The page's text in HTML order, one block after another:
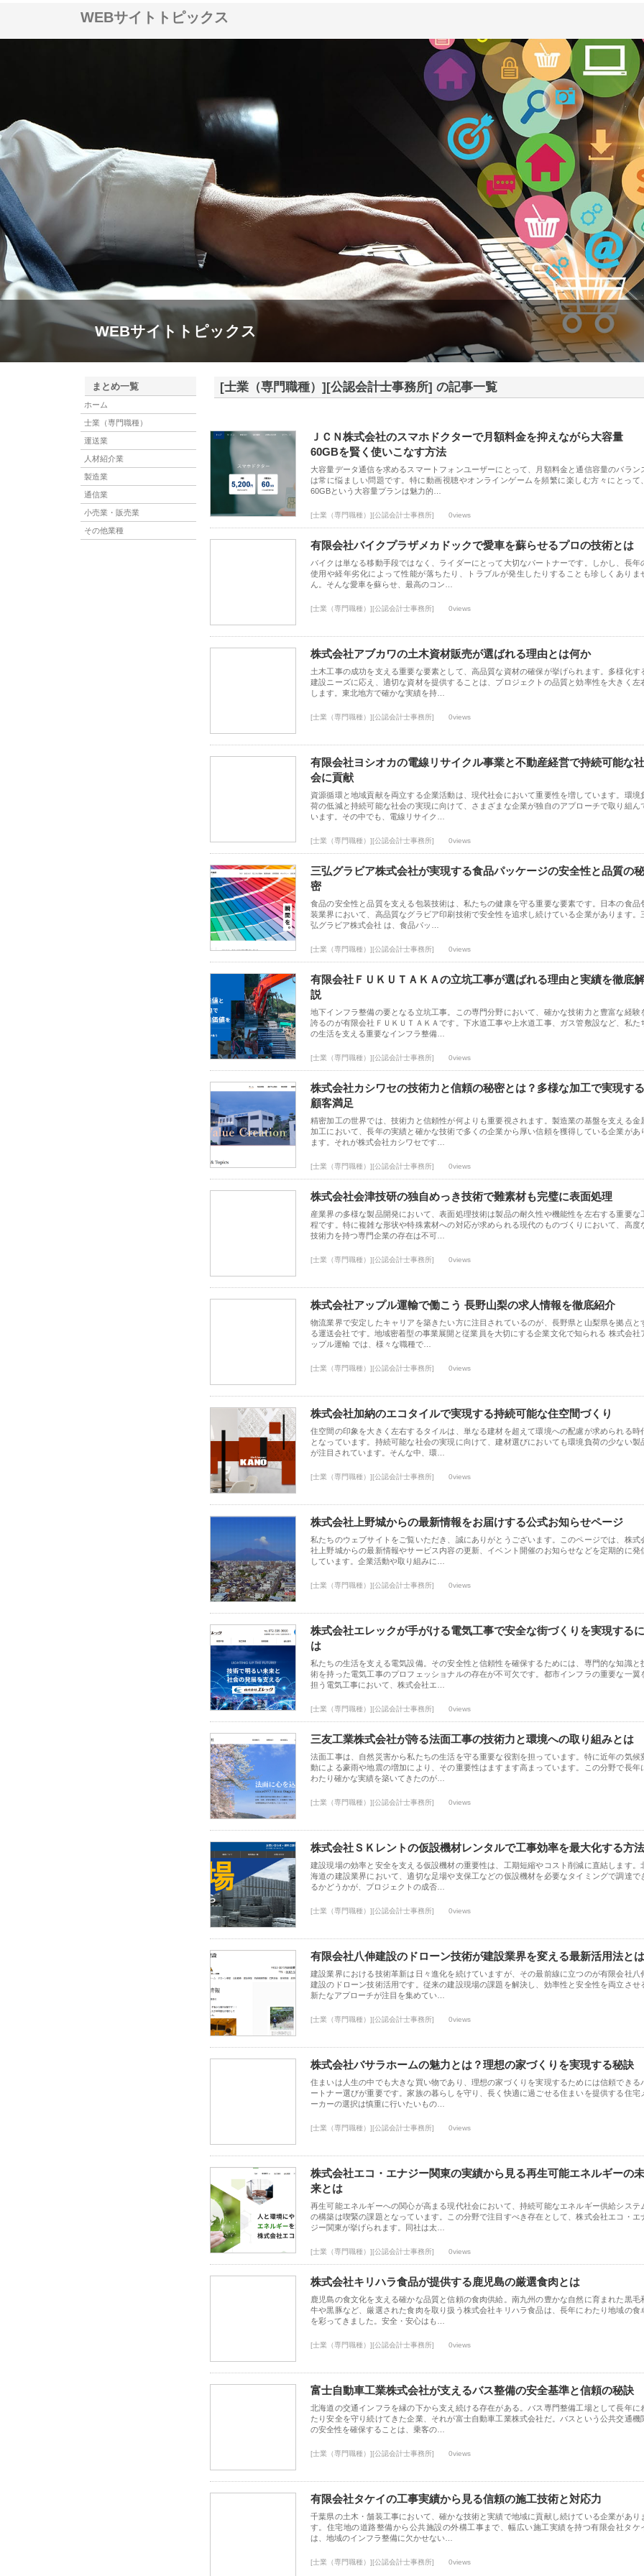
WEBサイトトピックス
WEBサイトトピックス
まとめ一覧
ホーム
士業（専門職種）
運送業
人材紹介業
製造業
通信業
小売業・販売業
その他業種
[士業（専門職種）][公認会計士事務所] の記事一覧
ＪＣＮ株式会社のスマホドクターで月額料金を抑えながら大容量
60GBを賢く使いこなす方法
大容量データ通信を求めるスマートフォンユーザーにとって、月額料金と通信容量のバラン
は常に悩ましい問題です。特に動画視聴やオンラインゲームを頻繁に楽しむ方々にとって、
60GBという大容量プランは魅力的…
[士業（専門職種）][公認会計士事務所] 0views
有限会社バイクプラザメカドックで愛車を蘇らせるプロの技術とは
バイクは単なる移動手段ではなく、ライダーにとって大切なパートナーです。しかし、長年
使用や経年劣化によって性能が落ちたり、トラブルが発生したりすることも珍しくありま
ん。そんな愛車を蘇らせ、最高のコン…
[士業（専門職種）][公認会計士事務所] 0views
株式会社アブカワの土木資材販売が選ばれる理由とは何か
土木工事の成功を支える重要な要素として、高品質な資材の確保が挙げられます。多様化す
建設ニーズに応え、適切な資材を提供することは、プロジェクトの品質と効率性を大きく左
します。東北地方で確かな実績を持…
[士業（専門職種）][公認会計士事務所] 0views
有限会社ヨシオカの電線リサイクル事業と不動産経営で持続可能な社
会に貢献
資源循環と地域貢献を両立する企業活動は、現代社会において重要性を増しています。環境
荷の低減と持続可能な社会の実現に向けて、さまざまな企業が独自のアプローチで取り組ん
います。その中でも、電線リサイク…
[士業（専門職種）][公認会計士事務所] 0views
三弘グラビア株式会社が実現する食品パッケージの安全性と品質の秘
密
食品の安全性と品質を支える包装技術は、私たちの健康を守る重要な要素です。日本の食品
装業界において、高品質なグラビア印刷技術で安全性を追求し続けている企業があります。
弘グラビア株式会社 は、食品パッ…
[士業（専門職種）][公認会計士事務所] 0views
有限会社ＦＵＫＵＴＡＫＡの立坑工事が選ばれる理由と実績を徹底解
説
地下インフラ整備の要となる立坑工事。この専門分野において、確かな技術力と豊富な経験
誇るのが有限会社ＦＵＫＵＴＡＫＡです。下水道工事や上水道工事、ガス管敷設など、私た
の生活を支える重要なインフラ整備…
[士業（専門職種）][公認会計士事務所] 0views
株式会社カシワセの技術力と信頼の秘密とは？多様な加工で実現する
顧客満足
精密加工の世界では、技術力と信頼性が何よりも重要視されます。製造業の基盤を支える金
加工において、長年の実績と確かな技術で多くの企業から厚い信頼を獲得している企業があ
ます。それが株式会社カシワセです…
[士業（専門職種）][公認会計士事務所] 0views
株式会社会津技研の独自めっき技術で難素材も完璧に表面処理
産業界の多様な製品開発において、表面処理技術は製品の耐久性や機能性を左右する重要な
程です。特に複雑な形状や特殊素材への対応が求められる現代のものづくりにおいて、高度
技術力を持つ専門企業の存在は不可…
[士業（専門職種）][公認会計士事務所] 0views
株式会社アップル運輸で働こう 長野山梨の求人情報を徹底紹介
物流業界で安定したキャリアを築きたい方に注目されているのが、長野県と山梨県を拠点と
る運送会社です。地域密着型の事業展開と従業員を大切にする企業文化で知られる 株式会社
ップル運輸 では、様々な職種で…
[士業（専門職種）][公認会計士事務所] 0views
株式会社加納のエコタイルで実現する持続可能な住空間づくり
住空間の印象を大きく左右するタイルは、単なる建材を超えて環境への配慮が求められる時
となっています。持続可能な社会の実現に向けて、建材選びにおいても環境負荷の少ない製
が注目されています。そんな中、環…
[士業（専門職種）][公認会計士事務所] 0views
株式会社上野城からの最新情報をお届けする公式お知らせページ
私たちのウェブサイトをご覧いただき、誠にありがとうございます。このページでは、株式
社上野城からの最新情報やサービス内容の更新、イベント開催のお知らせなどを定期的に発
しています。企業活動や取り組みに…
[士業（専門職種）][公認会計士事務所] 0views
株式会社エレックが手がける電気工事で安全な街づくりを実現するに
は
私たちの生活を支える電気設備。その安全性と信頼性を確保するためには、専門的な知識と
術を持った電気工事のプロフェッショナルの存在が不可欠です。都市インフラの重要な一翼
担う電気工事において、株式会社エ…
[士業（専門職種）][公認会計士事務所] 0views
三友工業株式会社が誇る法面工事の技術力と環境への取り組みとは
法面工事は、自然災害から私たちの生活を守る重要な役割を担っています。特に近年の気候
動による豪雨や地震の増加により、その重要性はますます高まっています。この分野で長年
わたり確かな実績を築いてきたのが…
[士業（専門職種）][公認会計士事務所] 0views
株式会社ＳＫレントの仮設機材レンタルで工事効率を最大化する方法
建設現場の効率と安全を支える仮設機材の重要性は、工期短縮やコスト削減に直結します。
海道の建設業界において、適切な足場や支保工などの仮設機材を必要なタイミングで調達で
るかどうかが、プロジェクトの成否…
[士業（専門職種）][公認会計士事務所] 0views
有限会社八伸建設のドローン技術が建設業界を変える最新活用法とは
建設業界における技術革新は日々進化を続けていますが、その最前線に立つのが有限会社八
建設のドローン技術活用です。従来の建設現場の課題を解決し、効率性と安全性を両立させ
新たなアプローチが注目を集めてい…
[士業（専門職種）][公認会計士事務所] 0views
株式会社バサラホームの魅力とは？理想の家づくりを実現する秘訣
住まいは人生の中でも大きな買い物であり、理想の家づくりを実現するためには信頼できる
ートナー選びが重要です。家族の暮らしを守り、長く快適に過ごせる住まいを提供する住宅
ーカーの選択は慎重に行いたいもの…
[士業（専門職種）][公認会計士事務所] 0views
株式会社エコ・エナジー関東の実績から見る再生可能エネルギーの未
来とは
再生可能エネルギーへの関心が高まる現代社会において、持続可能なエネルギー供給システ
の構築は喫緊の課題となっています。この分野で注目すべき存在として、株式会社エコ・エ
ジー関東が挙げられます。同社は太…
[士業（専門職種）][公認会計士事務所] 0views
株式会社キリハラ食品が提供する鹿児島の厳選食肉とは
鹿児島の食文化を支える確かな品質と信頼の食肉供給。南九州の豊かな自然に育まれた黒毛
牛や黒豚など、厳選された食肉を取り扱う株式会社キリハラ食品は、長年にわたり地域の食
を彩ってきました。安全・安心はも…
[士業（専門職種）][公認会計士事務所] 0views
富士自動車工業株式会社が支えるバス整備の安全基準と信頼の秘訣
北海道の交通インフラを縁の下から支え続ける存在がある。バス専門整備工場として長年に
たり安全を守り続けてきた企業、それが富士自動車工業株式会社だ。バスという公共交通機
の安全性を確保することは、乗客の…
[士業（専門職種）][公認会計士事務所] 0views
有限会社タケイの工事実績から見る信頼の施工技術と対応力
千葉県の土木・舗装工事において、確かな技術と実績で地域に貢献し続けている企業があり
す。住宅地の道路整備から公共施設の外構工事まで、幅広い施工実績を持つ有限会社タケ
は、地域のインフラ整備に欠かせない…
[士業（専門職種）][公認会計士事務所] 0views